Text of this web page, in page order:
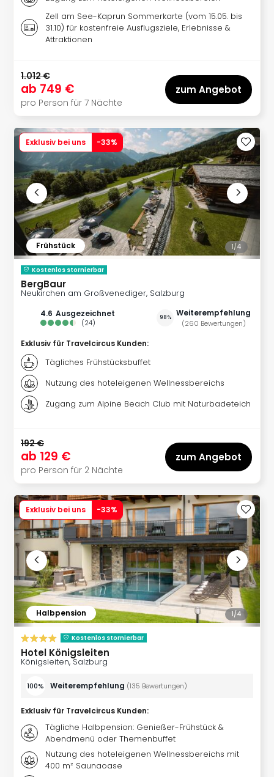
Bros.
Tour
Zell am See-Kaprun Sommerkarte (vom 15.05. bis
31.10) für kostenfreie Ausflugsziele, Erlebnisse &
Attraktionen
1.012 €
ab 749 €
pro Person für 7 Nächte
zum Angebot
Frühstück
Exklusiv bei uns -33%
1/4
Kostenlos stornierbar
BergBaur
Neukirchen am Großvenediger, Salzburg
4.6 ausgezeichnet
(24)
98% Weiterempfehlung
(260 Bewertungen)
Exklusiv für Travelcircus Kunden:
Tägliches Frühstücksbuffet
Nutzung des hoteleigenen Wellnessbereichs
Zugang zum Alpine Beach Club mit Naturbadeteich
192 €
ab 129 €
pro Person für 2 Nächte
zum Angebot
Halbpension
Exklusiv bei uns -33%
1/4
Kostenlos stornierbar
Hotel Königsleiten
Königsleiten, Salzburg
100% Weiterempfehlung (135 Bewertungen)
Exklusiv für Travelcircus Kunden:
Tägliche Halbpension: Genießer-Frühstück &
Abendmenü oder Themenbuffet
Nutzung des hoteleigenen Wellnessbereichs mit
400 m² Saunaoase